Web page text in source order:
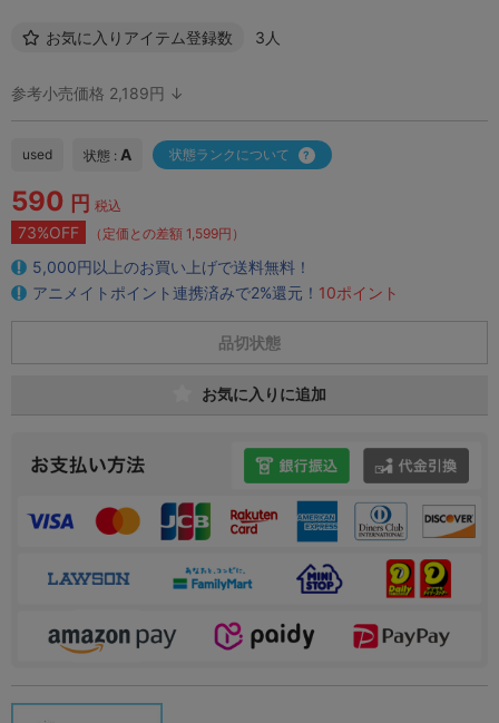
お気に入りアイテム登録数 3人
参考小売価格 2,189円 ↓
used 状態 : A 状態ランクについて
590 円 税込
73%OFF （定価との差額 1,599円）
5,000円以上のお買い上げで送料無料！
アニメイトポイント連携済みで2%還元！ 10ポイント
品切状態
お気に入りに追加